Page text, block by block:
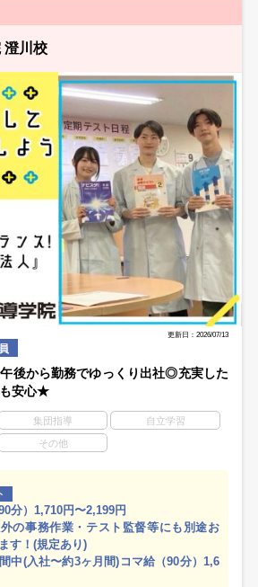
澄川校
更新日：2026/07/13
午後から勤務でゆっくり出社◎充実した
安心★
集団指導 自立学習
その他
分）1,710円〜2,199円
の事務作業・テスト監督等にも別途お
す！(規定あり)
中(入社〜約3ヶ月間)コマ給（90分）1,6